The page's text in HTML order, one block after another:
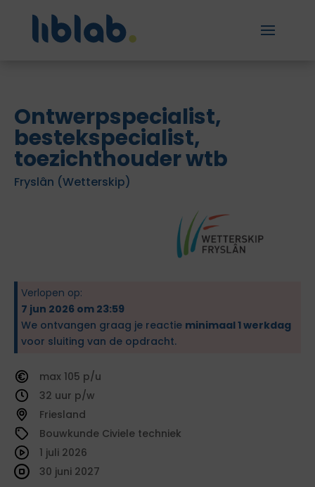
Ontwerpspecialist,
bestekspecialist,
toezichthouder wtb
Fryslân (Wetterskip)
Verlopen op:
7 jun 2026 om 23:59
We ontvangen graag je reactie minimaal 1 werkdag
voor sluiting van de opdracht.
105
32
Friesland
Bouwkunde Civiele techniek
1 juli 2026
30 juni 2027